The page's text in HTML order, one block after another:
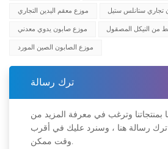
موزع معقم اليدين التجاري
تجاري ستانلس ستيل
موزع صابون يدوي معدني
من النيكل المصقول
موزع الصابون الصين المورد
ترك رسالة
بمنتجاتنا وترغب في معرفة المزيد من
ترك رسالة هنا ، وسنرد عليك في أقرب
وقت ممكن.